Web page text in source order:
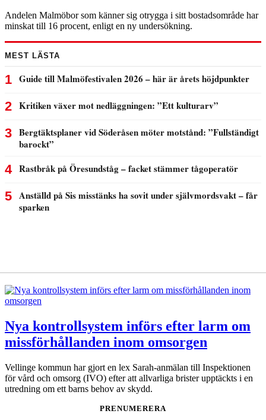
Andelen Malmöbor som känner sig otrygga i sitt bostadsområde har
minskat till 16 procent, enligt en ny undersökning.
Nya kontrollsystem införs efter larm om
missförhållanden inom omsorgen
Vellinge kommun har gjort en lex Sarah-anmälan till Inspektionen
för vård och omsorg (IVO) efter att allvarliga brister upptäckts i en
utredning om ett barns behov av skydd.
PRENUMERERA